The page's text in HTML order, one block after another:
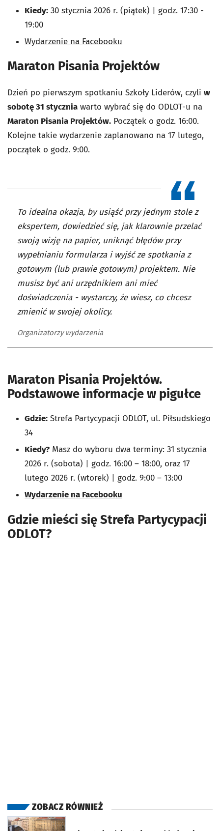
Kiedy: 30 stycznia 2026 r. (piątek) | godz. 17:30 -
19:00
Wydarzenie na Facebooku
Maraton Pisania Projektów
Dzień po pierwszym spotkaniu Szkoły Liderów, czyli w
sobotę 31 stycznia warto wybrać się do ODLOT-u na
Maraton Pisania Projektów. Początek o godz. 16:00.
Kolejne takie wydarzenie zaplanowano na 17 lutego,
początek o godz. 9:00.
To idealna okazja, by usiąść przy jednym stole z
ekspertem, dowiedzieć się, jak klarownie przelać
swoją wizję na papier, uniknąć błędów przy
wypełnianiu formularza i wyjść ze spotkania z
gotowym (lub prawie gotowym) projektem. Nie
musisz być ani urzędnikiem ani mieć
doświadczenia - wystarczy, że wiesz, co chcesz
zmienić w swojej okolicy.
Organizatorzy wydarzenia
Maraton Pisania Projektów.
Podstawowe informacje w pigułce
Gdzie: Strefa Partycypacji ODLOT, ul. Piłsudskiego
34
Kiedy? Masz do wyboru dwa terminy: 31 stycznia
2026 r. (sobota) | godz. 16:00 – 18:00, oraz 17
lutego 2026 r. (wtorek) | godz. 9:00 – 13:00
Wydarzenie na Facebooku
Gdzie mieści się Strefa Partycypacji
ODLOT?
ZOBACZ RÓWNIEŻ
otworzy się w nowej karcie